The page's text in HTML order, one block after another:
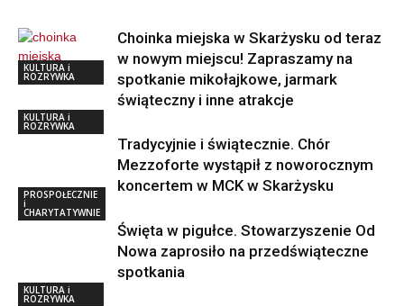
KULTURA i
ROZRYWKA
Choinka miejska w Skarżysku od teraz
w nowym miejscu! Zapraszamy na
spotkanie mikołajkowe, jarmark
świąteczny i inne atrakcje
KULTURA i
ROZRYWKA
Tradycyjnie i świątecznie. Chór
Mezzoforte wystąpił z noworocznym
koncertem w MCK w Skarżysku
PROSPOŁECZNIE
i
CHARYTATYWNIE
Święta w pigułce. Stowarzyszenie Od
Nowa zaprosiło na przedświąteczne
spotkania
KULTURA i
ROZRYWKA